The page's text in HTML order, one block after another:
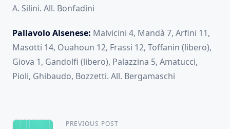
A. Silini. All. Bonfadini
Pallavolo Alsenese: Malvicini 4, Mandà 7, Arfini 11,
Masotti 14, Ouahoun 12, Frassi 12, Toffanin (libero),
Giova 1, Gandolfi (libero), Palazzina 5, Amatucci,
Pioli, Ghibaudo, Bozzetti. All. Bergamaschi
<span
PREVIOUS POST